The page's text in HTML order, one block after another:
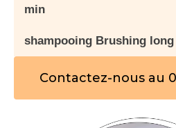
min
shampooing Brushing long
Contactez-nous au